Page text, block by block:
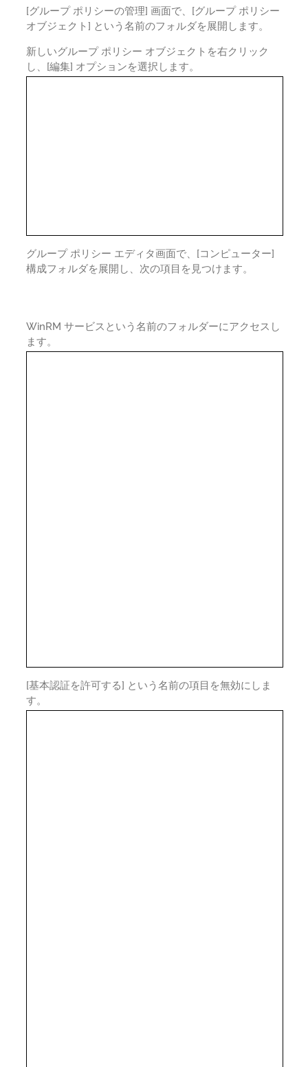
[グループ ポリシーの管理] 画面で、[グループ ポリシー
オブジェクト] という名前のフォルダを展開します。
新しいグループ ポリシー オブジェクトを右クリック
し、[編集] オプションを選択します。
グループ ポリシー エディタ画面で、[コンピューター]
構成フォルダを展開し、次の項目を見つけます。
WinRM サービスという名前のフォルダーにアクセスし
ます。
[基本認証を許可する] という名前の項目を無効にしま
す。